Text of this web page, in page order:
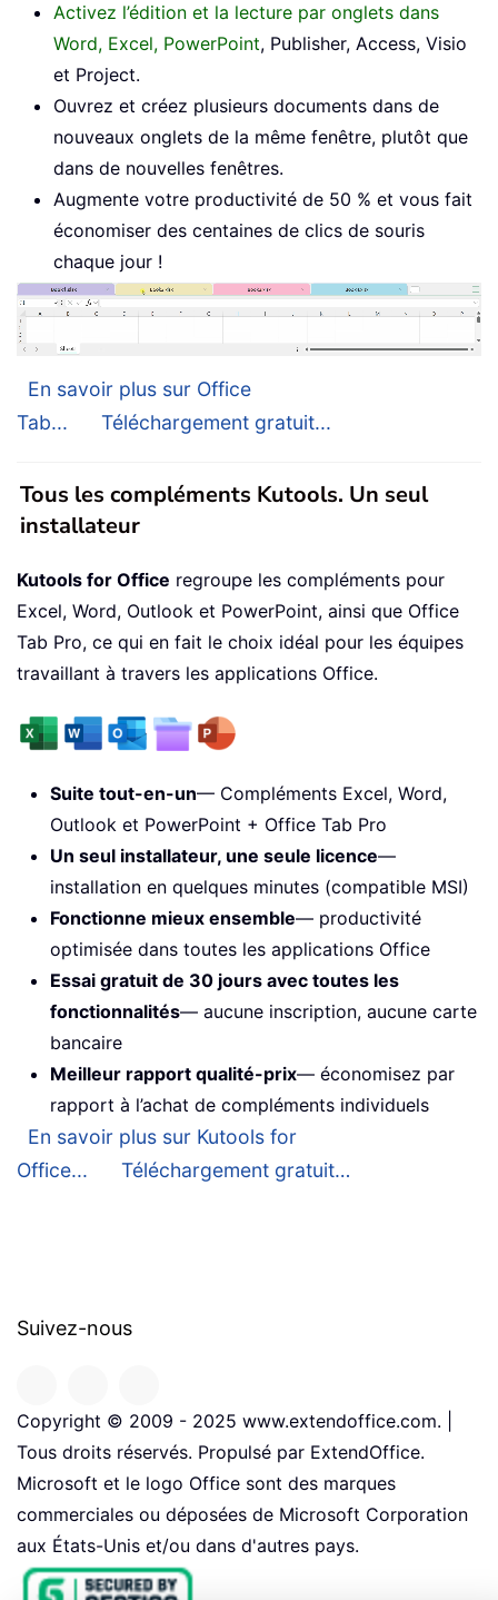
Activez l’édition et la lecture par onglets dans
Word, Excel, PowerPoint, Publisher, Access, Visio
et Project.
Ouvrez et créez plusieurs documents dans de
nouveaux onglets de la même fenêtre, plutôt que
dans de nouvelles fenêtres.
Augmente votre productivité de 50 % et vous fait
économiser des centaines de clics de souris
chaque jour !
En savoir plus sur Office
Tab...
Téléchargement gratuit...
Tous les compléments Kutools. Un seul
installateur
Kutools for Office regroupe les compléments pour
Excel, Word, Outlook et PowerPoint, ainsi que Office
Tab Pro, ce qui en fait le choix idéal pour les équipes
travaillant à travers les applications Office.
Suite tout-en-un— Compléments Excel, Word,
Outlook et PowerPoint + Office Tab Pro
Un seul installateur, une seule licence—
installation en quelques minutes (compatible MSI)
Fonctionne mieux ensemble— productivité
optimisée dans toutes les applications Office
Essai gratuit de 30 jours avec toutes les
fonctionnalités— aucune inscription, aucune carte
bancaire
Meilleur rapport qualité-prix— économisez par
rapport à l’achat de compléments individuels
En savoir plus sur Kutools for
Office...
Téléchargement gratuit…
Suivez-nous
Copyright © 2009 - 2025 www.extendoffice.com. |
Tous droits réservés. Propulsé par ExtendOffice.
Microsoft et le logo Office sont des marques
commerciales ou déposées de Microsoft Corporation
aux États-Unis et/ou dans d'autres pays.